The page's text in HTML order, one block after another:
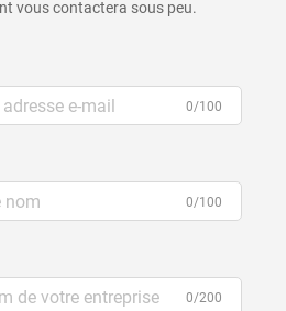
vous contactera sous peu.
0/100
0/100
0/200